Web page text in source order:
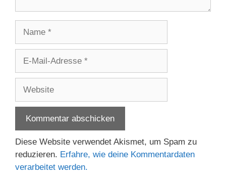
Adresse
Diese Website verwendet Akismet, um Spam zu
reduzieren. Erfahre, wie deine Kommentardaten
verarbeitet werden.